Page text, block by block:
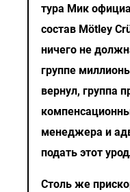
тура Мик
состав Mötley
ничего не
группе
вернул, группа
менеджера и
подать этот
Столь же